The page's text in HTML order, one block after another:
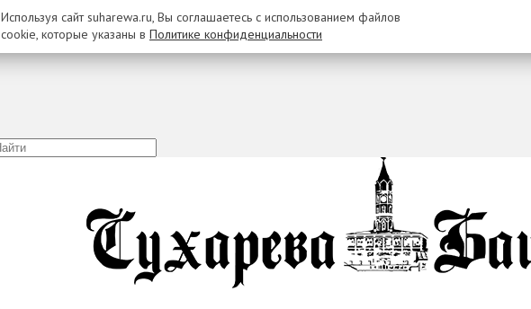
Используя сайт suharewa.ru, Вы соглашаетесь с использованием файлов
cookie, которые указаны в Политике конфиденциальности